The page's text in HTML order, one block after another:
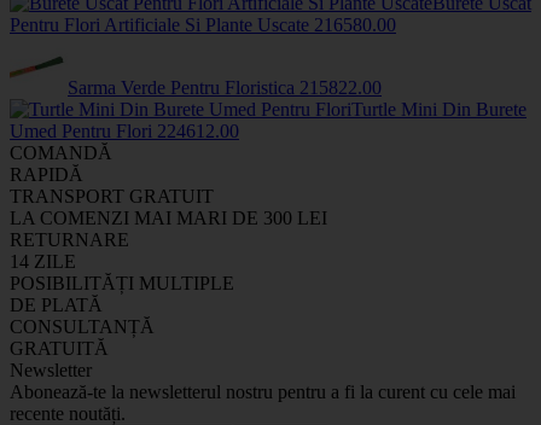
Pentru Flori Artificiale Si Plante Uscate 216580.00
Sarma Verde Pentru Floristica 215822.00
Turtle Mini Din Burete
Umed Pentru Flori 224612.00
COMANDĂ
RAPIDĂ
TRANSPORT GRATUIT
LA COMENZI MAI MARI DE 300 LEI
RETURNARE
14 ZILE
POSIBILITĂȚI MULTIPLE
DE PLATĂ
CONSULTANȚĂ
GRATUITĂ
Newsletter
Abonează-te la newsletterul nostru pentru a fi la curent cu cele mai
recente noutăți.